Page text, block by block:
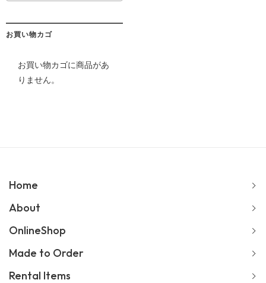
お買い物カゴ
お買い物カゴに商品があ
りません。
Home
About
OnlineShop
Made to Order
Rental Items